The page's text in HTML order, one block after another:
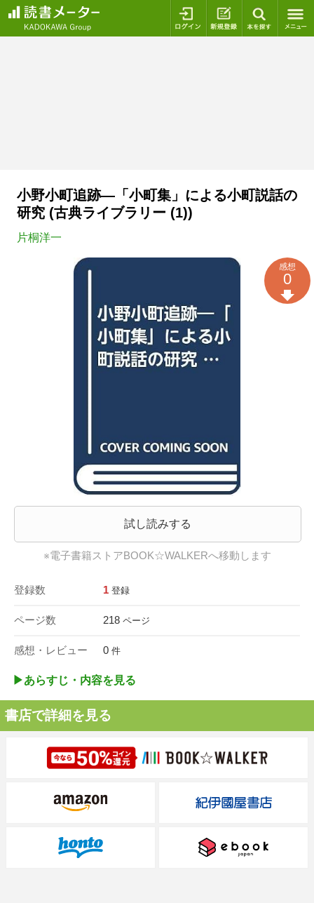
ログイン 新規登録
小野小町追跡―「小町集」による小町説話の
研究 (古典ライブラリー (1))
片桐洋一
試し読みする
※電子書籍ストアBOOK☆WALKERへ移動します
登録数 1 登録
ページ数 218 ページ
感想・レビュー 0 件
感想
0
▶︎あらすじ・内容を見る
書店で詳細を見る